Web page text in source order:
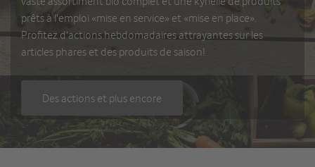
prêts à l'emploi «mise en service» et «mise en place».
Profitez d'actions hebdomadaires attrayantes sur les
articles phares et des produits de saison!
Des actions et plus​ encore